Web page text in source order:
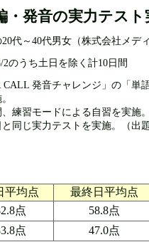
・発音の実力テス
代～40代男女（株式会社メデ
2のうち土日を除く計10日間
CALL 発音チャレンジ」の「単
、練習モードによる自習を実施
同じ実力テストを実施。（出
平均点
最終日平均点
点
58.8点
点 47.0点